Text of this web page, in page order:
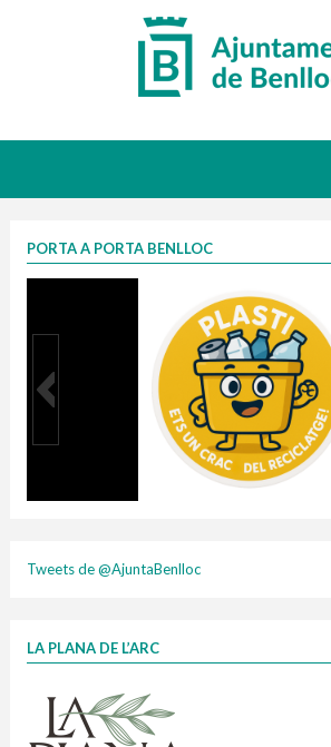
PORTA A PORTA BENLLOC
1 contenidors
Finançat per la Unió Europea –
Tweets de @AjuntaBenlloc
LA PLANA DE L’ARC